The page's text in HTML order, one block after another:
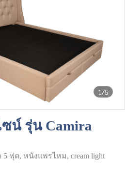
1/5
ซน์ รุ่น Camira
5 ฟุต, หนังแพรไหม, cream light